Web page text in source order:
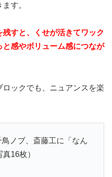
す。
すと、くせが活きてワック
感やボリューム感につなが
ックでも、ニュアンスを楽
ノブ、斎藤工に「なん
16枚）